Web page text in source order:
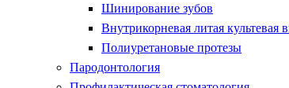
Шинирование зубов
Внутрикорневая литая культевая
Полиуретановые протезы
Пародонтология